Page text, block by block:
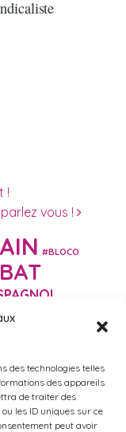
des technologies telles
des appareils.
de traiter des
les ID uniques sur ce
peut avoir
!
vous !
BLOCO
FASCISME
ITALIE
ES
OBONO